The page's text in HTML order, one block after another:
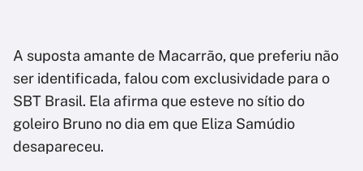
A suposta amante de Macarrão, que preferiu não
ser identificada, falou com exclusividade para o
SBT Brasil. Ela afirma que esteve no sítio do
goleiro Bruno no dia em que Eliza Samúdio
desapareceu.